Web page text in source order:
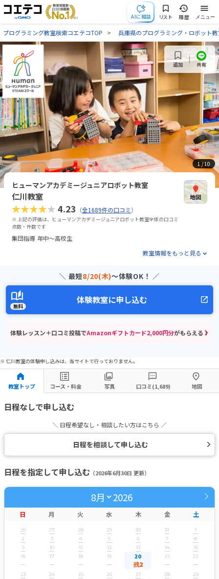
AIに相談 リスト 履歴 メニュー
プログラミング教室検索コエテコTOP 兵庫県のプログラミング・ロボット
1/ 10
追加 共有
ヒューマンアカデミージュニアロボット教室
仁川教室
★★★★★4.23 （全1689件の口コミ）
※ 上記の評価は、ヒューマンアカデミージュニアロボット教室全体の口コミ
点数・件数です
集団指導 年中～高校生
教室情報をもっと見る
＼ 最短8/20(木)〜体験OK！ ／
無料
体験教室に申し込む
体験レッスン＋口コミ投稿でAmazonギフトカード2,000円分がもらえる！
※ 仁川教室の体験申し込みは、当サイトで行っておりません。
教室トップ コース・料金 写真 口コミ(1,689) 地図
日程なしで申し込む
＼ 日程希望なし・相談したい方はこちら ／
日程を相談して申し込む
日程を指定して申し込む （2026年6月30日 更新）
2026
日 月 火 水 木 金 土
26 27 28 29 30 31
1
2
3 4 5 6 7
8
9
10 11 12 13 14
15
16
17 18 19 20
残2
21 22
23 24 25 26 27 28
29